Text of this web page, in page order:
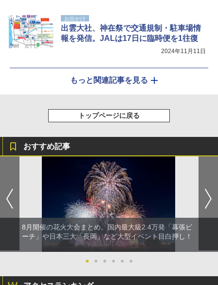
お出かけ
出雲大社、神在祭で交通規制・駐車場情
報を発信。JALは17日に臨時便を1往復
2024年11月11日
もっと関連記事を見る
トップページに戻る
おすすめ記事
8月開催の花火大会まとめ。国内最大級2.4万発「幕張ビ
ーチ」や日本三大「長岡」など大型イベント目白押し！
● ● ● ● ● ●